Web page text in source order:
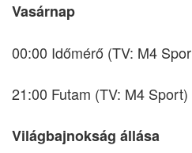
Vasárnap
00:00 Időmérő (TV: M4
21:00 Futam (TV: M4 Sport)
Világbajnokság állása